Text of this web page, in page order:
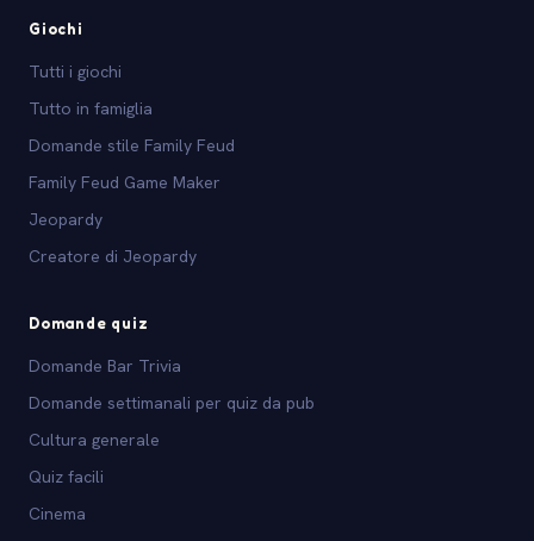
Giochi
Tutti i giochi
Tutto in famiglia
Domande stile Family Feud
Family Feud Game Maker
Jeopardy
Creatore di Jeopardy
Domande quiz
Domande Bar Trivia
Domande settimanali per quiz da pub
Cultura generale
Quiz facili
Cinema